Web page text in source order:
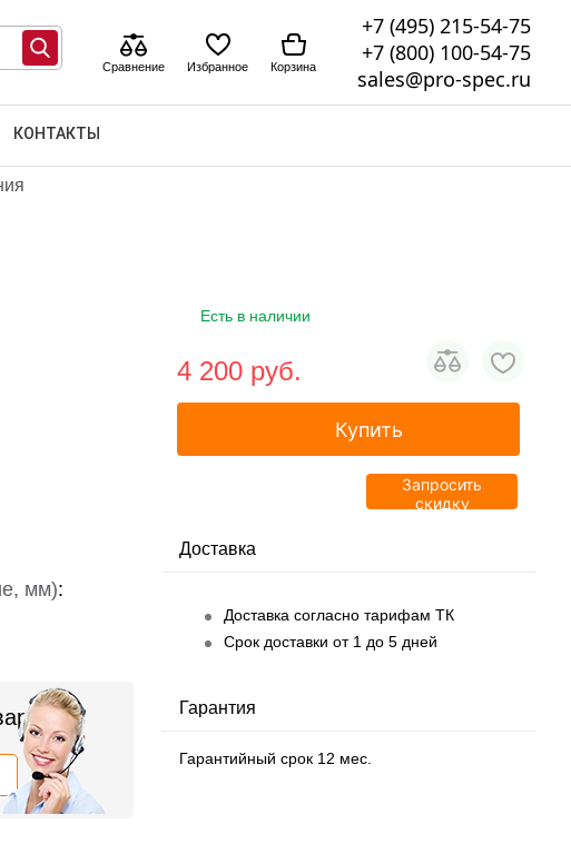
КОНТАКТЫ
Сравнение Избранное Корзина
+7 (495) 215-54-75
+7 (800) 100-54-75
sales@pro-spec.ru
Есть в наличии
мм):
4 200 pуб.
Купить
Запросить
скидку
Доставка
Доставка согласно тарифам ТК
Срок доставки от 1 до 5 дней
Гарантия
Гарантийный срок 12 мес.